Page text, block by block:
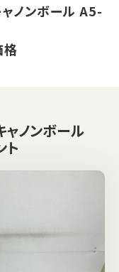
ノンボール A5-
格
ノンボール
ト